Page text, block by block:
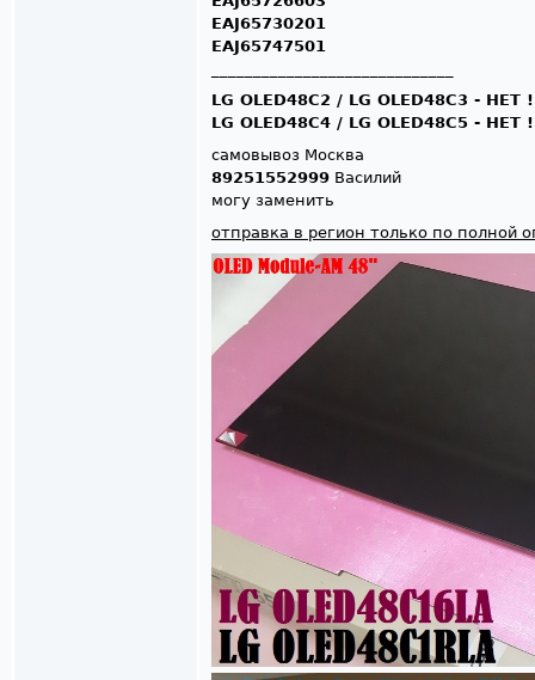
EAJ65730201
EAJ65747501
LG OLED48C2 / LG OLED48C3 - НЕТ !
LG OLED48C4 / LG OLED48C5 - НЕТ !
самовывоз Москва
89251552999 Василий
могу заменить
отправка в регион только по полной